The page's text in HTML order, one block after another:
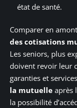
état de santé.
Comparer en
des cotisations
Les seniors, plus
doivent revoir leur
garanties et
la mutuelle après
la possibilité